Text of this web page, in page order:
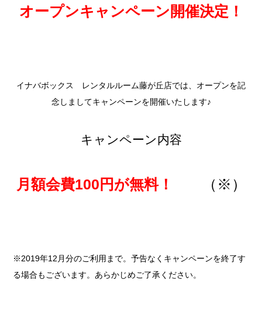
オープンキャンペーン開催決定！
イナバボックス レンタルルーム藤が丘店では、オープンを記
念しましてキャンペーンを開催いたします♪
キャンペーン内容
月額会費100円が無料！ （※）
※2019年12月分のご利用まで。予告なくキャンペーンを終了す
る場合もございます。あらかじめご了承ください。